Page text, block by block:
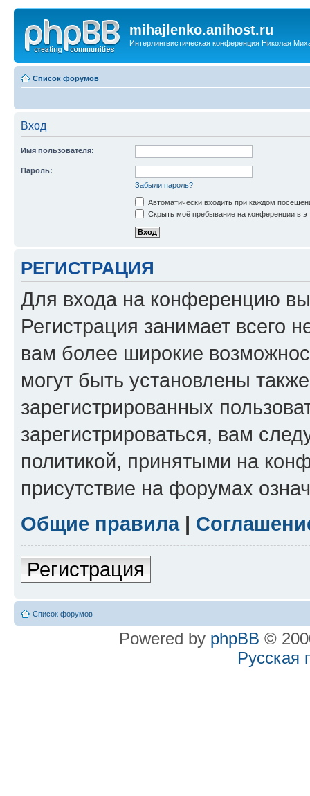
mihajlenko.anihost.ru
Интерлингвистическая конференция Николая
Список форумов
Вход
Имя пользователя:
Пароль:
Забыли пароль?
Автоматически входить при каждом
Скрыть моё пребывание на конференции в
РЕГИСТРАЦИЯ
Для входа на конференцию
Регистрация занимает всего
вам более широкие
могут быть установлены
зарегистрированных
зарегистрироваться, вам
политикой, принятыми на
присутствие на форумах
Общие правила|
Регистрация
Список форумов
Powered by phpBB ©
Русская